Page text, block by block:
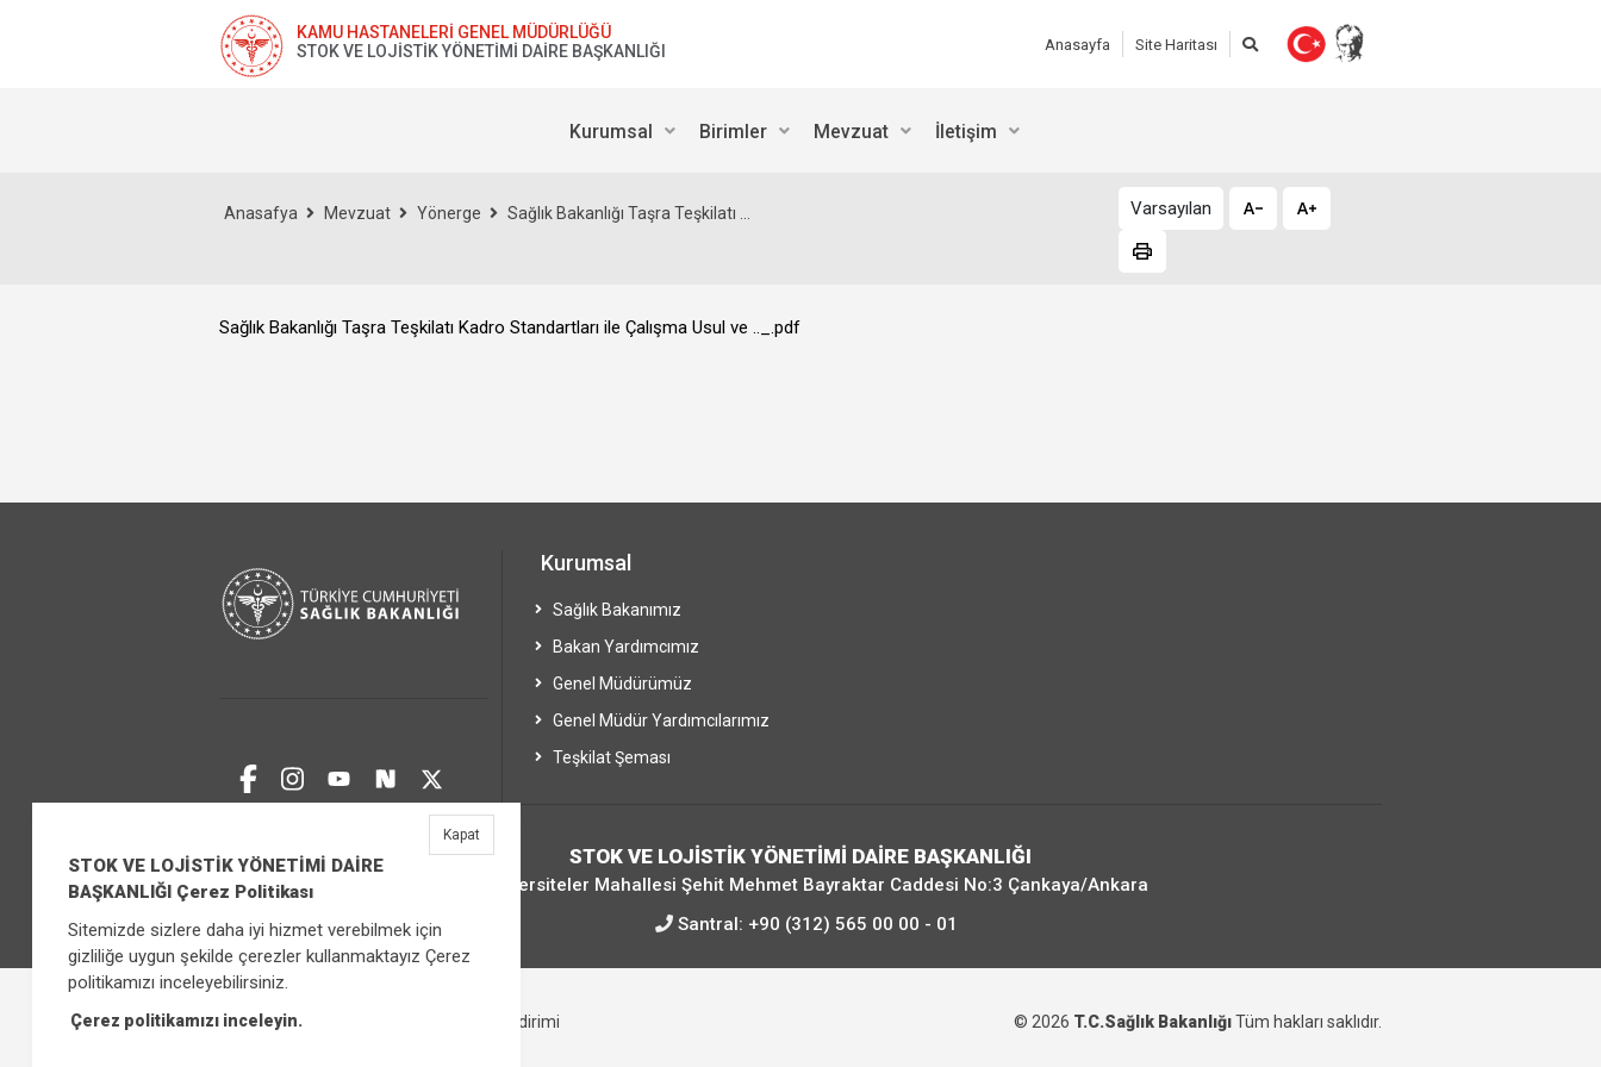
KAMU HASTANELERİ GENEL MÜDÜRLÜĞÜ
STOK VE LOJİSTİK YÖNETİMİ DAİRE BAŞKANLIĞI
Anasayfa Site Haritası
Kurumsal Birimler Mevzuat İletişim
Anasafya Mevzuat Yönerge Sağlık Bakanlığı Taşra Teşkilatı ... Varsayılan
Sağlık Bakanlığı Taşra Teşkilatı Kadro Standartları ile Çalışma Usul ve .._.pdf
Kurumsal
Sağlık Bakanımız
Bakan Yardımcımız
Genel Müdürümüz
Genel Müdür Yardımcılarımız
Teşkilat Şeması
STOK VE LOJİSTİK YÖNETİMİ DAİRE BAŞKANLIĞI
Üniversiteler Mahallesi Şehit Mehmet Bayraktar Caddesi No:3 Çankaya/Ankara
Santral: +90 (312) 565 00 00 - 01
Çerez Politikası Bilgi Güvenliği İhlal Bildirimi © 2026 T.C.Sağlık BakanlığıTüm hakları saklıdır.
STOK VE LOJİSTİK YÖNETİMİ DAİRE
BAŞKANLIĞI Çerez Politikası
Sitemizde sizlere daha iyi hizmet verebilmek için
gizliliğe uygun şekilde çerezler kullanmaktayız Çerez
politikamızı inceleyebilirsiniz.
Çerez politikamızı inceleyin.
Kapat